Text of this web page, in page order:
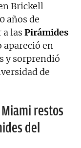
Brickell
años de
las Pirámides
apareció en
y sorprendió
de
restos
del